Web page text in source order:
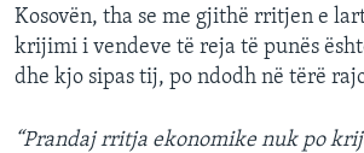
Kosovën, tha se me gjithë rritjen e
krijimi i vendeve të reja të punës
dhe kjo sipas tij, po ndodh në tërë
“Prandaj rritja ekonomike nuk po